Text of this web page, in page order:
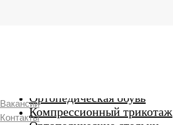
Ортопедическая обувь
Компрессионный трикотаж
Вакансии
Контакты